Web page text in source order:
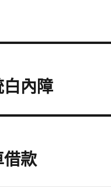
內障
借款